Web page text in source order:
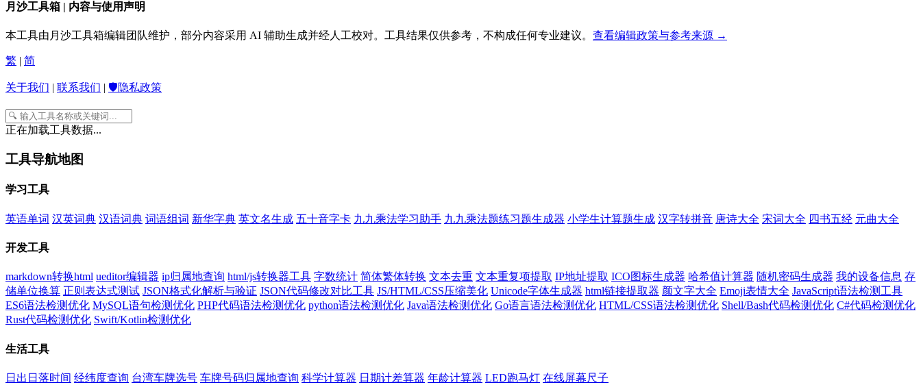
月沙工具箱 | 内容与使用声明
本工具由月沙工具箱编辑团队维护，部分内容采用 AI 辅助生成并经人工校对。工具结果仅供参考，不构成任何专业建议。 查看编辑政策与参考来源 →
繁 简
关于我们 联系我们 🛡️隐私政策
正在加载工具数据...
工具导航地图
学习工具
英语单词 汉英词典 汉语词典 词语组词 新华字典 英文名生成 五十音字卡 九九乘法学习助手 九九乘法题练习题生成器 小学生计算题生成 汉字转拼音 唐诗大全 宋词大全 四书五经 元曲大全
开发工具
markdown转换html ueditor编辑器 ip归属地查询 html/js转换器工具 字数统计 简体繁体转换 文本去重 文本重复项提取 IP地址提取 ICO图标生成器 哈希值计算器 随机密码生成器 我的设备信息 存
储单位换算 正则表达式测试 JSON格式化解析与验证 JSON代码修改对比工具 JS/HTML/CSS压缩美化 Unicode字体生成器 html链接提取器 颜文字大全 Emoji表情大全 JavaScript语法检测工具
ES6语法检测优化 MySQL语句检测优化 PHP代码语法检测优化 python语法检测优化 Java语法检测优化 Go语言语法检测优化 HTML/CSS语法检测优化 Shell/Bash代码检测优化 C#代码检测优化
Rust代码检测优化 Swift/Kotlin检测优化
生活工具
日出日落时间 经纬度查询 台湾车牌选号 车牌号码归属地查询 科学计算器 日期计差算器 年龄计算器 LED跑马灯 在线屏幕尺子